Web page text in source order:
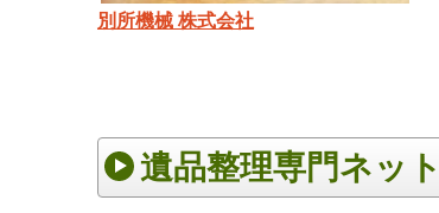
別所機械 株式会社
遺品整理専門ネッ